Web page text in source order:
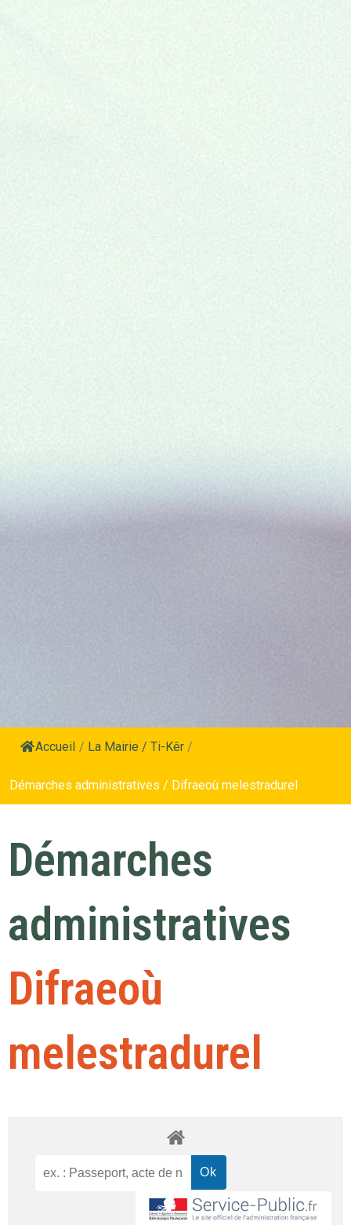
Accueil / La Mairie / Ti-Kêr /
Démarches administratives / Difraeoù melestradurel
Démarches
administratives
Difraeoù
melestradurel